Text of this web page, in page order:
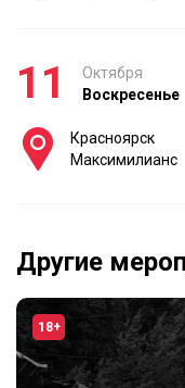
11
Октября
Воскресенье
Красноярск
Максимилианс
Другие
18+